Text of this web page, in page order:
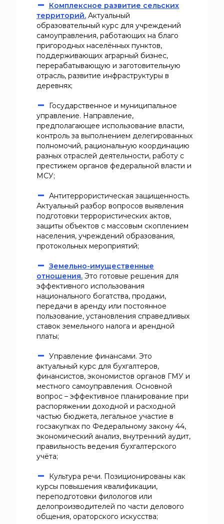
Комплексное развитие сельских
территорий. Актуальный
образовательный курс для учреждений
самоуправления, работающих на благо
пригородных населённых пунктов,
поддерживающих аграрный бизнес,
перерабатывающую и заготовительную
отрасль, развитие инфраструктуры в
деревнях;
Государственное и муниципальное
управление. Направление,
предполагающее использование власти,
контроль за выполнением делегированных
полномочий, рациональную координацию
разных отраслей деятельности, работу с
престижем органов федеральной власти и
МСУ;
Антитеррористическая защищенность.
Актуальный разбор вопросов выявления
подготовки террористических актов,
защиты объектов с массовым скоплением
населения, учреждений образования,
протокольных мероприятий;
Земельно-имущественные
отношения. Это готовые решения для
эффективного использования
национального богатства, продажи,
передачи в аренду или постоянное
пользование, установления справедливых
ставок земельного налога и арендной
платы;
Управление финансами. Это
актуальный курс для бухгалтеров,
финансистов, экономистов органов ГМУ и
местного самоуправления. Основной
вопрос – эффективное планирование при
распоряжении доходной и расходной
частью бюджета, легальное участие в
госзакупках по Федеральному закону 44,
экономический анализ, внутренний аудит,
правильность ведения бухгалтерского
учёта;
Культура речи. Позиционированы как
курсы повышения квалификации,
переподготовки филологов или
делопроизводителей по части делового
общения, ораторского искусства;